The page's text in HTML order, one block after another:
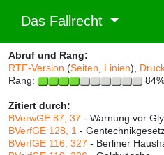
Das Fallrecht
Abruf und Rang:
RTF-Version (Seiten Linien),
Rang:
Zitiert durch:
BVerwGE 87, 37 - Warnung vor
BVerfGE 128, 1 -
BVerfGE 116, 327 - Berliner